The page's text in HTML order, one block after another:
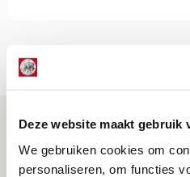
Deze website maakt gebruik
We gebruiken cookies om
personaliseren, om functies
Net binnen //
Is dit de laatste
de Johan Cruijff
07 AUGUSTUS 2026 - 00:36